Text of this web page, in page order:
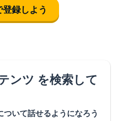
録しよう
ンツ を検索して
いて話せるようになろう